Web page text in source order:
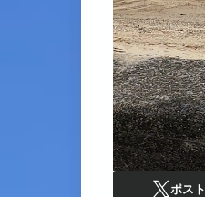
ポスト